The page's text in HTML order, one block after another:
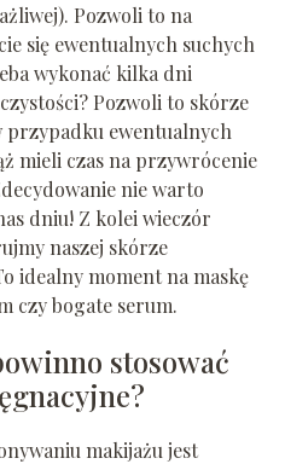
Pozwoli to na
się ewentualnych suchych
wykonać kilka dni
Pozwoli to skórze
przypadku ewentualnych
mieli czas na przywrócenie
nie warto
dniu! Z kolei wieczór
naszej skórze
idealny moment na maskę
czy bogate serum.
stosować
makijażu jest